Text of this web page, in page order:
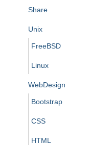
Share
Unix
FreeBSD
Linux
WebDesign
Bootstrap
CSS
HTML